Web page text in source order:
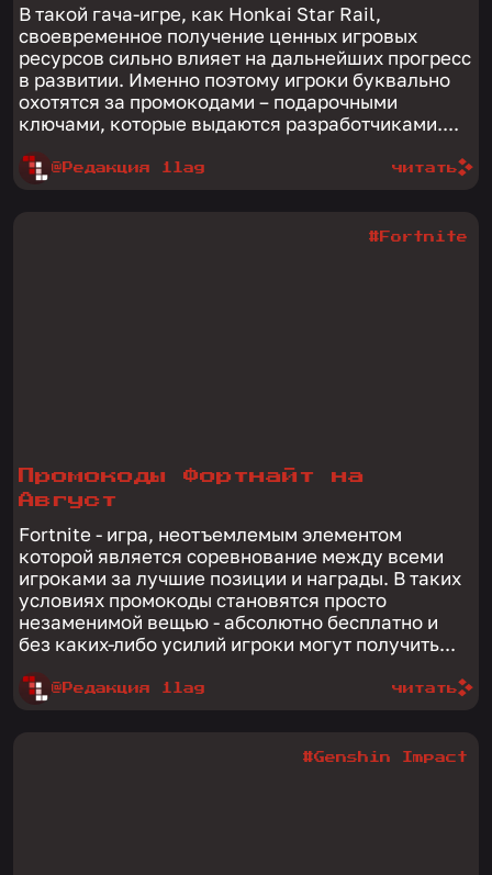
В такой гача-игре, как Honkai Star Rail,
своевременное получение ценных игровых
ресурсов сильно влияет на дальнейших прогресс
в развитии. Именно поэтому игроки буквально
охотятся за промокодами – подарочными
ключами, которые выдаются разработчиками....
@Редакция 1lag читать
Промокоды Фортнайт на
Август
Fortnite - игра, неотъемлемым элементом
которой является соревнование между всеми
игроками за лучшие позиции и награды. В таких
условиях промокоды становятся просто
незаменимой вещью - абсолютно бесплатно и
без каких-либо усилий игроки могут получить...
@Редакция 1lag
#Fortnite
читать
#Genshin Impact